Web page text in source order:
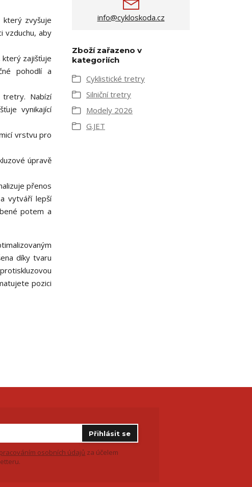
který zvyšuje
vzduchu, aby
který zajišťuje
pohodlí a
tretry. Nabízí
vynikající
vrstvu pro
úpravě
přenos
vytváří lepší
potem a
díky tvaru
pozici
info@cykloskoda.cz
Zboží zařazeno v
kategoriích
Cyklistické tretry
Silniční tretry
Modely 2026
G.JET
Přihlásit se
osobních údajů za účelem